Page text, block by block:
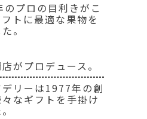
のプロの目利きがこ
トに最適な果物を
。
がプロデュース。
リーは1977年の創
なギフトを手掛け